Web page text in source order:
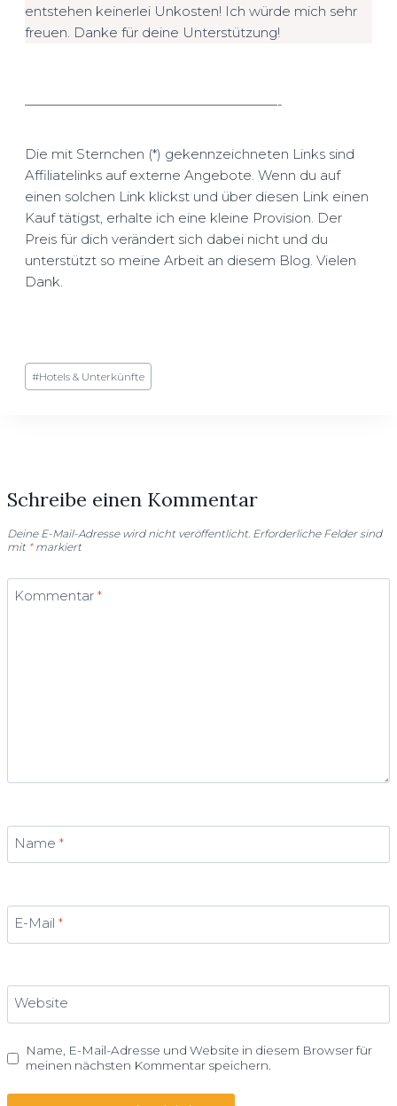
entstehen keinerlei Unkosten! Ich würde mich sehr
freuen. Danke für deine Unterstützung!
———————————————————-
Die mit Sternchen (*) gekennzeichneten Links sind
Affiliatelinks auf externe Angebote. Wenn du auf
einen solchen Link klickst und über diesen Link einen
Kauf tätigst, erhalte ich eine kleine Provision. Der
Preis für dich verändert sich dabei nicht und du
unterstützt so meine Arbeit an diesem Blog. Vielen
Dank.
Schlagworte:
#Hotels & Unterkünfte
Schreibe einen Kommentar
Deine E-Mail-Adresse wird nicht veröffentlicht. Erforderliche Felder sind
mit *markiert
Kommentar *
Name *
E-Mail *
Website
Name, E-Mail-Adresse und Website in diesem Browser für
meinen nächsten Kommentar speichern.